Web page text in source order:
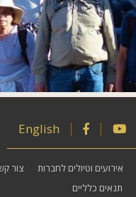
English
אירועים וטיולים לחברות
צור
תנאים כלליים